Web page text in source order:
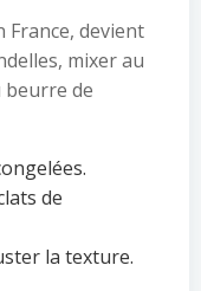
France, devient
mixer au
beurre de
de
la texture.